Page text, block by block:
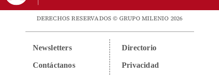
DERECHOS RESERVADOS © GRUPO MILENIO 2026
Newsletters
Contáctanos
Directorio
Privacidad